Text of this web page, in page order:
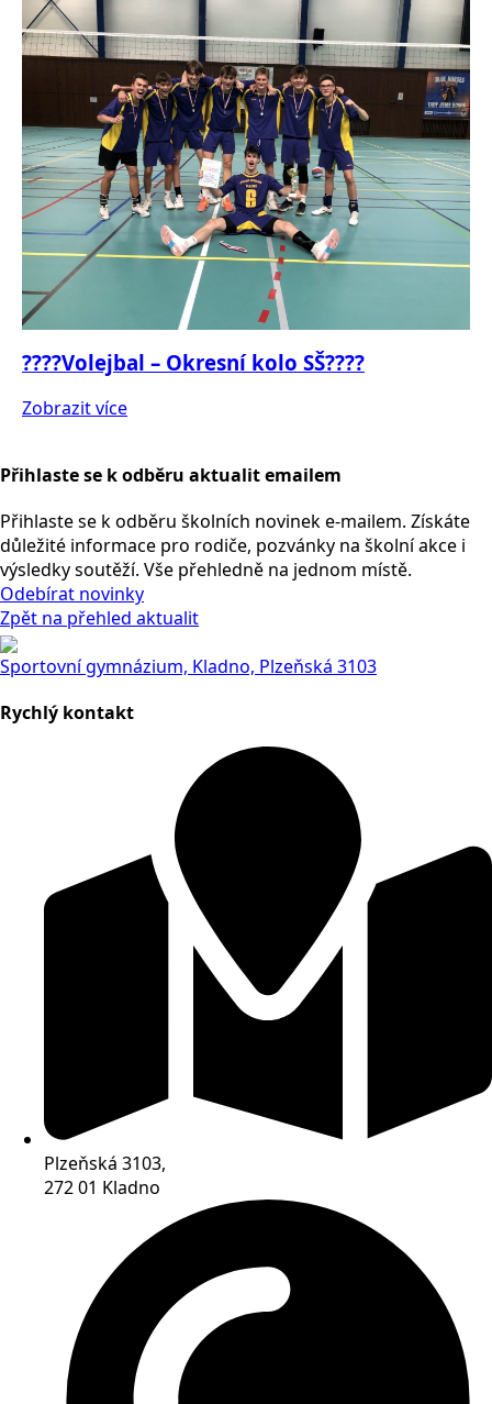
????Volejbal – Okresní kolo SŠ????
Zobrazit více
Přihlaste se k odběru aktualit emailem
Přihlaste se k odběru školních novinek e-mailem. Získáte
důležité informace pro rodiče, pozvánky na školní akce i
výsledky soutěží. Vše přehledně na jednom místě.
Odebírat novinky
Zpět na přehled aktualit
Sportovní gymnázium, Kladno, Plzeňská 3103
Rychlý kontakt
Plzeňská 3103,
272 01 Kladno